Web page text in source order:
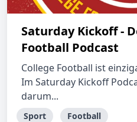
Saturday Kickoff -
Football Podcast
College Football ist
Im Saturday Kickoff
darum...
Sport Football